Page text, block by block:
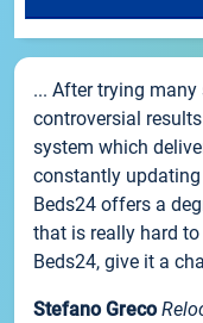
... After trying
controversial
system which
constantly
Beds24 offers a
that is really hard
Beds24, give it a
Stefano Greco